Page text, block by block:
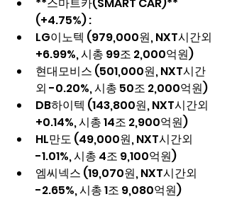
(+4.75%) :
LG이노텍 (979,000원, NXT시간외
+6.99%, 시총 99조 2,000억원)
현대모비스 (501,000원, NXT시간
외 -0.20%, 시총 50조 2,000억원)
DB하이텍 (143,800원, NXT시간외
+0.14%, 시총 14조 2,900억원)
HL만도 (49,000원, NXT시간외
-1.01%, 시총 4조 9,100억원)
엠씨넥스 (19,070원, NXT시간외
-2.65%, 시총 1조 9,080억원)